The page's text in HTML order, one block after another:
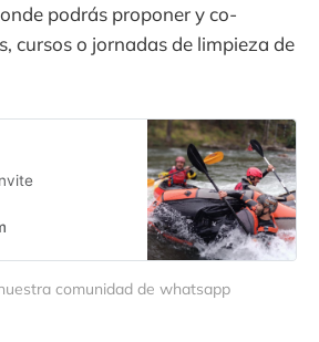
podrás proponer y co-
cursos o jornadas de limpieza de
comunidad de whatsapp